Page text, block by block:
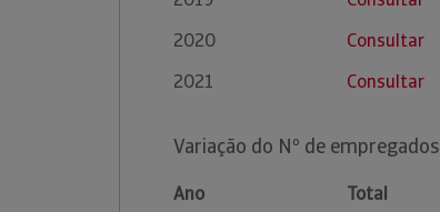
2020
Consultar
2021
Consultar
Variação do Nº de empregados
Ano Total